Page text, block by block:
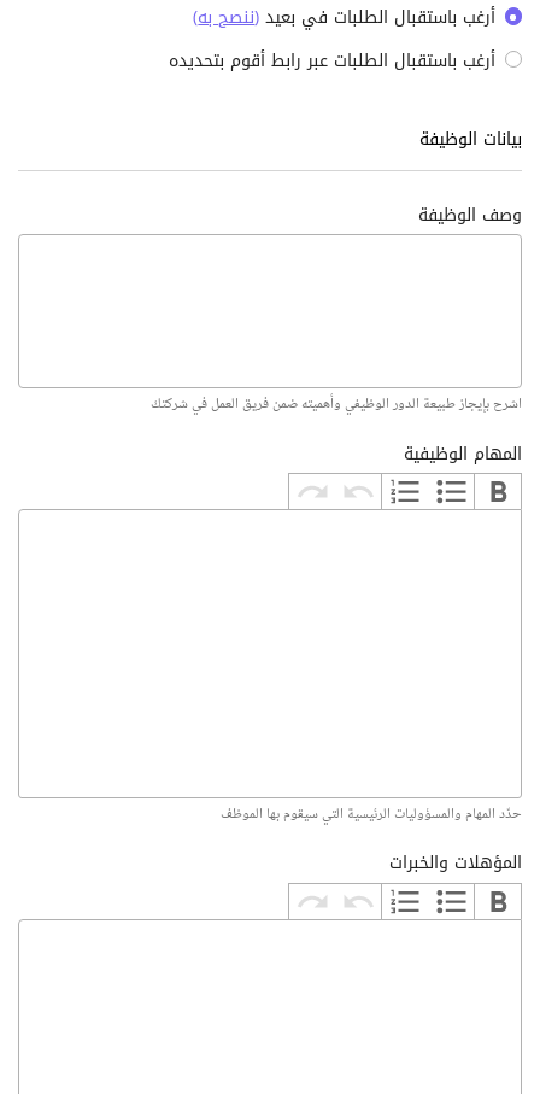
أرغب باستقبال الطلبات في بعيد(ننصح به)
أرغب باستقبال الطلبات عبر رابط أقوم بتحديده
بيانات الوظيفة
وصف الوظيفة
اشرح بإيجاز طبيعة الدور الوظيفي وأهميته ضمن فريق العمل في شركتك
المهام الوظيفية
حدّد المهام والمسؤوليات الرئيسية التي سيقوم بها الموظف
المؤهلات والخبرات